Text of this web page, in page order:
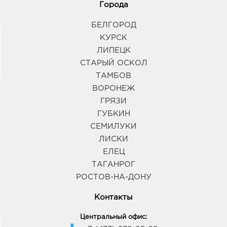
308036, Белгородская обл, г Белгород, ул Конева,
Белгород Рио: 199.0 руб.
308010, Белгородская обл, г Белгород, пр-кт
Б.Хмельницкого, д. 164
Воронеж Южный Полюс: 199.0 руб.
394074, Воронежская обл, г Воронеж, ул
Воронеж Арена: 199.0 руб.
Города
БЕЛГОРОД
КУРСК
ЛИПЕЦК
СТАРЫЙ ОСКОЛ
ТАМБОВ
ВОРОНЕЖ
ГРЯЗИ
ГУБКИН
СЕМИЛУКИ
ЛИСКИ
ЕЛЕЦ
ТАГАНРОГ
РОСТОВ-НА-ДОНУ
Контакты
Центральный офис: